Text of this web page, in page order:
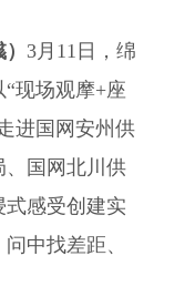
3月11日，绵
现场观摩+座
进国网安州供
、国网北川供
感受创建实
中找差距、